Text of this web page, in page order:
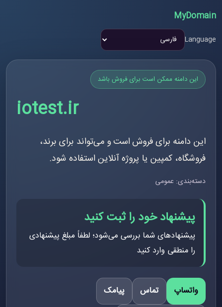
MyDomain
Language
این دامنه ممکن است برای فروش باشد
iotest.ir
این دامنه برای فروش است و می‌تواند برای برند،
فروشگاه، کمپین یا پروژه آنلاین استفاده شود.
دسته‌بندی: عمومی
پیشنهاد خود را ثبت کنید
پیشنهادهای شما بررسی می‌شود؛ لطفاً مبلغ پیشنهادی
را منطقی وارد کنید
واتساپ تماس
پیامک